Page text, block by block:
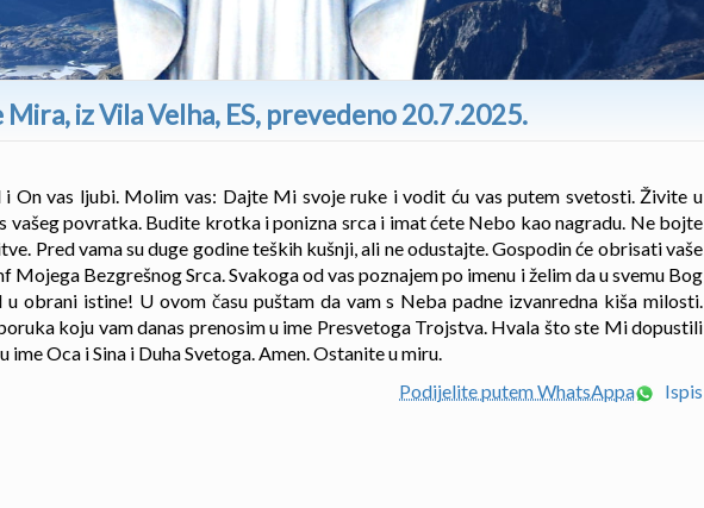
iz Vila Velha, ES, prevedeno 20.7.2025.
On vas ljubi. Molim vas: Dajte Mi svoje ruke i vodit ću vas putem svetosti. Živite u
vašeg povratka. Budite krotka i ponizna srca i imat ćete Nebo kao nagradu. Ne bojte
Pred vama su duge godine teških kušnji, ali ne odustajte. Gospodin će obrisati vaše
Mojega Bezgrešnog Srca. Svakoga od vas poznajem po imenu i želim da u svemu Bog
obrani istine! U ovom času puštam da vam s Neba padne izvanredna kiša milosti.
koju vam danas prenosim u ime Presvetoga Trojstva. Hvala što ste Mi dopustili
Oca i Sina i Duha Svetoga. Amen. Ostanite u miru.
Podijelite putem WhatsAppa
Ispis